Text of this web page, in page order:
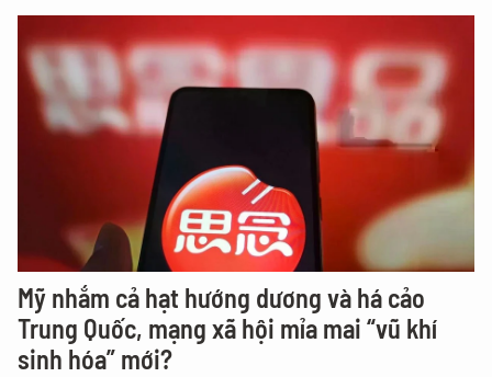
Mỹ nhắm cả hạt hướng dương và há cảo
Trung Quốc, mạng xã hội mỉa mai “vũ khí
sinh hóa” mới?